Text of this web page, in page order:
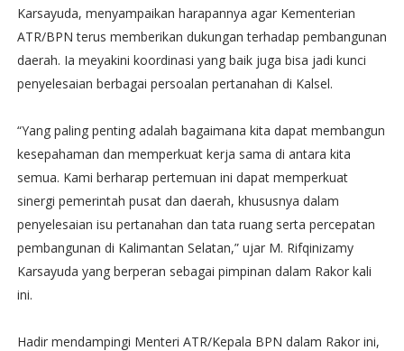
Karsayuda, menyampaikan harapannya agar Kementerian
ATR/BPN terus memberikan dukungan terhadap pembangunan
daerah. Ia meyakini koordinasi yang baik juga bisa jadi kunci
penyelesaian berbagai persoalan pertanahan di Kalsel.
“Yang paling penting adalah bagaimana kita dapat membangun
kesepahaman dan memperkuat kerja sama di antara kita
semua. Kami berharap pertemuan ini dapat memperkuat
sinergi pemerintah pusat dan daerah, khususnya dalam
penyelesaian isu pertanahan dan tata ruang serta percepatan
pembangunan di Kalimantan Selatan,” ujar M. Rifqinizamy
Karsayuda yang berperan sebagai pimpinan dalam Rakor kali
ini.
Hadir mendampingi Menteri ATR/Kepala BPN dalam Rakor ini,